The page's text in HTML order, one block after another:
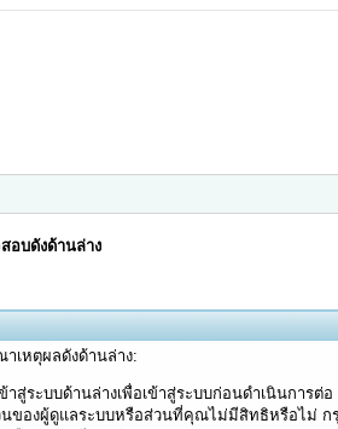
อบดังด้านล่าง
เหตุผลดังด้านล่าง:
สู่ระบบด้านล่างเพื่อเข้าสู่ระบบก่อนดำเนินการต่อ
องผู้ดูแลระบบหรือส่วนที่คุณไม่มีสิทธิหรือไม่ ก